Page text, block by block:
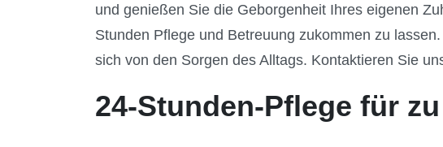
und genießen Sie die Geborgenheit Ihres eigenen
Stunden Pflege und Betreuung zukommen zu
sich von den Sorgen des Alltags. Kontaktieren Sie
24-Stunden-Pflege für